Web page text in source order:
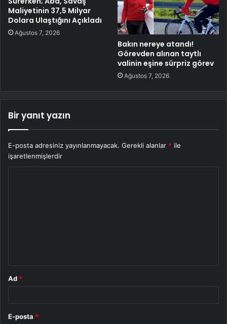
Maliyetinin 37,5 Milyar
Dolara Ulaştığını Açıkladı
Ağustos 7, 2026
Bakın nereye atandı!
Görevden alınan taytlı
valinin eşine sürpriz görev
Ağustos 7, 2026
Bir yanıt yazın
E-posta adresiniz yayınlanmayacak. Gerekli alanlar * ile
işaretlenmişlerdir
Ad *
E-posta *